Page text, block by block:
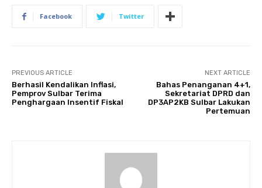
Facebook Twitter
PREVIOUS ARTICLE
Berhasil Kendalikan Inflasi,
Pemprov Sulbar Terima
Penghargaan Insentif Fiskal
NEXT ARTICLE
Bahas Penanganan 4+1,
Sekretariat DPRD dan
DP3AP2KB Sulbar Lakukan
Pertemuan